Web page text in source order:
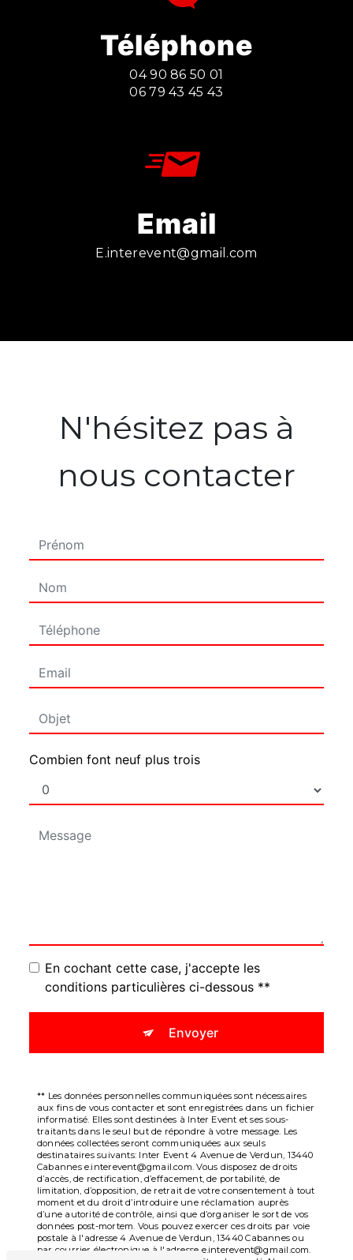
Téléphone
04 90 86 50 01
06 79 43 45 43
Email
e.interevent@gmail.com
N'hésitez pas à
nous contacter
Combien font neuf plus trois
En cochant cette case, j'accepte les
conditions particulières ci-dessous **
Envoyer
** Les données personnelles communiquées sont nécessaires
aux fins de vous contacter et sont enregistrées dans un fichier
informatisé. Elles sont destinées à Inter Event et ses sous-
traitants dans le seul but de répondre à votre message. Les
données collectées seront communiquées aux seuls
destinataires suivants: Inter Event 4 Avenue de Verdun, 13440
Cabannes e.interevent@gmail.com. Vous disposez de droits
d’accès, de rectification, d’effacement, de portabilité, de
limitation, d’opposition, de retrait de votre consentement à tout
moment et du droit d’introduire une réclamation auprès
d’une autorité de contrôle, ainsi que d’organiser le sort de vos
données post-mortem. Vous pouvez exercer ces droits par voie
postale à l'adresse 4 Avenue de Verdun, 13440 Cabannes ou
par courrier électronique à l'adresse e.interevent@gmail.com.